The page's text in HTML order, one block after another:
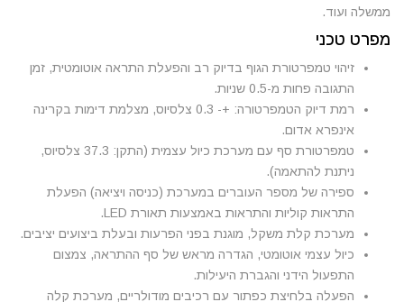
ממשלה ועוד.
מפרט טכני
זיהוי טמפרטורת הגוף בדיוק רב והפעלת התראה אוטומטית, זמן
התגובה פחות מ-0.5 שניות.
רמת דיוק הטמפרטורה: +- 0.3 צלסיוס, מצלמת דימות בקרינה
אינפרא אדום.
טמפרטורת סף עם מערכת כיול עצמית (התקן: 37.3 צלסיוס,
ניתנת להתאמה).
ספירה של מספר העוברים במערכת (כניסה ויציאה) הפעלת
התראות קוליות והתראות באמצעות תאורת LED.
מערכת קלת משקל, מוגנת בפני הפרעות ובעלת ביצועים יציבים.
כיול עצמי אוטומטי, הגדרה מראש של סף ההתראה, צמצום
התפעול הידני והגברת היעילות.
הפעלה בלחיצת כפתור עם רכיבים מודולריים, מערכת קלה